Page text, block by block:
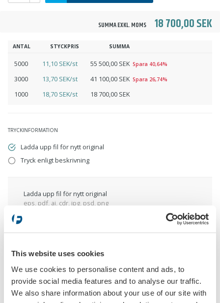
This website uses cookies
We use cookies to personalise content and ads, to
provide social media features and to analyse our traffic.
We also share information about your use of our site with
SUMMA EXKL. MOMS 18 700,00 SEK
ANTAL STYCKPRIS SUMMA
5000 11,10 SEK/st 55 500,00 SEK Spara 40,64%
3000 13,70 SEK/st 41 100,00 SEK Spara 26,74%
1000 18,70 SEK/st 18 700,00 SEK
TRYCKINFORMATION
Ladda upp fil för nytt original
Tryck enligt beskrivning
Ladda upp fil för nytt original
eps, pdf, ai, cdr, jpg, psd, png
Tryck enligt beskrivning